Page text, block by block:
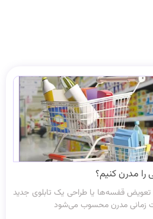
مدرن کنیم؟
قفسه‌ها یا طراحی یک تابلوی جدید
زمانی مدرن محسوب می‌شود